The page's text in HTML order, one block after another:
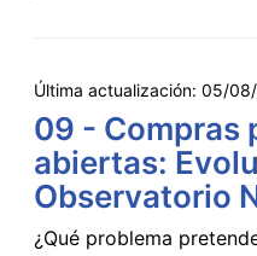
Última actualización: 05/
09 - Compras
abiertas:
Observatorio
¿Qué problema